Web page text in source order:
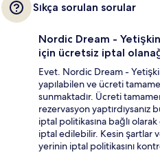
Sıkça sorulan sorular
Nordic Dream -
için ücretsiz iptal
Evet. Nordic Dream -
yapılabilen ve ücreti
sunmaktadır. Ücreti
rezervasyon
iptal politikasına bağlı
iptal edilebilir. Kesin şartlar
yerinin iptal politikasını